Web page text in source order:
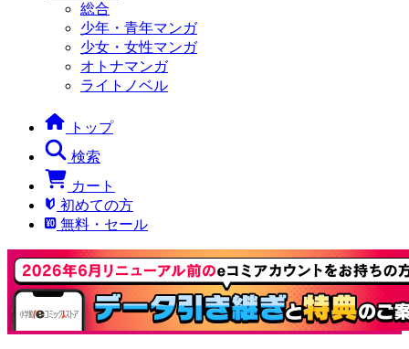
総合
少年・青年マンガ
少女・女性マンガ
オトナマンガ
ライトノベル
トップ
検索
カート
初めての方
無料・セール